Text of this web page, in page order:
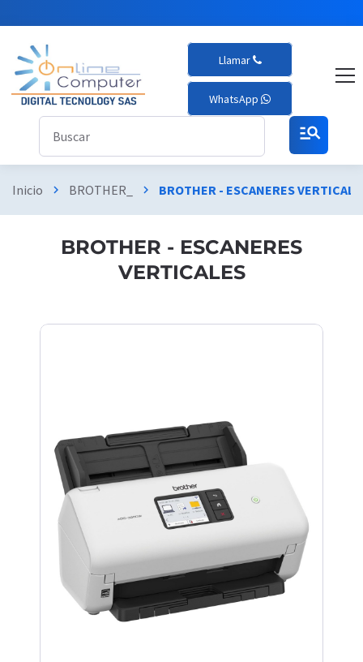
Llamar
WhatsApp
manage_search
Inicio chevron_right BROTHER_ chevron_right BROTHER - ESCANERES
BROTHER - ESCANERES
VERTICALES